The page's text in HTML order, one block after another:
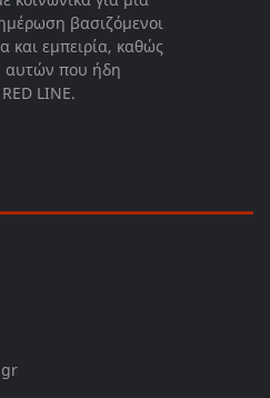
βασιζόμενοι
και εμπειρία, καθώς
αυτών που ήδη
LINE.